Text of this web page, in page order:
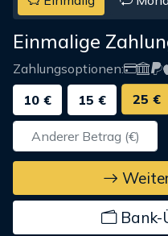
Einmalige
Zahlungsoptionen:
10 €
15 € 25 €
Bank-